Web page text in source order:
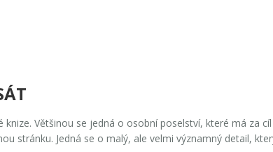
Většinou se jedná o osobní poselství, které má za
stránku. Jedná se o malý, ale velmi významný detail,